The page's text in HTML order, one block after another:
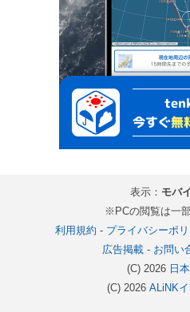
表示： モバ
※PCの閲覧は一
利用規約 - プライバシーポ
広告掲載- お問い
(C) 2026 日
(C) 2026 ALiNK